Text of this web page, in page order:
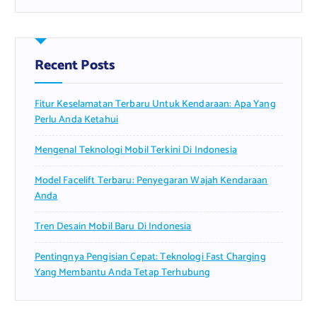
r
h
f
o
:
Recent Posts
Fitur Keselamatan Terbaru Untuk Kendaraan: Apa Yang
Perlu Anda Ketahui
Mengenal Teknologi Mobil Terkini Di Indonesia
Model Facelift Terbaru: Penyegaran Wajah Kendaraan
Anda
Tren Desain Mobil Baru Di Indonesia
Pentingnya Pengisian Cepat: Teknologi Fast Charging
Yang Membantu Anda Tetap Terhubung